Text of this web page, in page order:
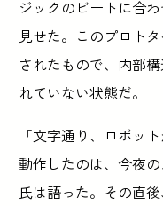
ジックのビートに合
見せた。このプロト
されたもので、内部
れていない状態だ。
「文字通り、ロボッ
動作したのは、今夜
氏は語った。その直